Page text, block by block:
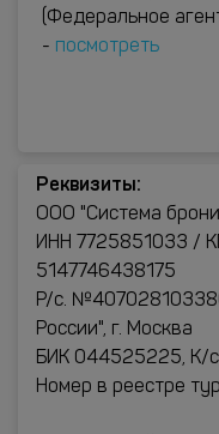
(Федеральное
- посмотреть
Реквизиты:
ООО "Система
ИНН 7725851033 /
5147746438175
Р/с.
России", г. Москва
БИК 044525225, К/
Номер в реестре